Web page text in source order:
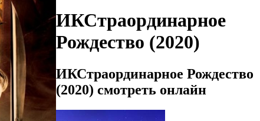
ИКСтраординарное
Рождество (2020)
ИКСтраординарное Рождество
(2020) смотреть онлайн